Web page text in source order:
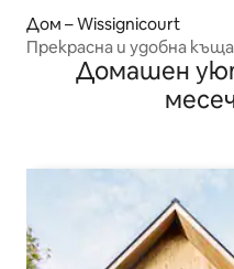
Дом – Wissignicourt
Прекрасна и удобна
Домашен